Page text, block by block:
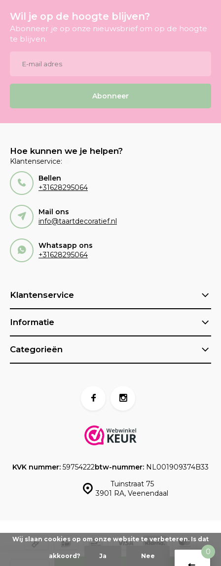
Wil je op de hoogte blijven?
Abonneer je op onze nieuwsbrief om op de hoogte
te blijven.
Abonneer
Hoe kunnen we je helpen?
Klantenservice:
Bellen
+31628295064
Mail ons
info@taartdecoratief.nl
Whatsapp ons
+31628295064
Klantenservice
Informatie
Categorieën
Tuinstraat 75
3901 RA, Veenendaal
KVK nummer: 59754222btw-nummer: NL001909374B33
Wij slaan cookies op om onze website te verbeteren. Is dat
akkoord? Ja Nee 0
Vergelijk